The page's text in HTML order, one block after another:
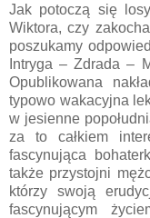
Jak potoczą się
Wiktora, czy
poszukamy
Intryga – Zdrada –
Opublikowana
typowo wakacyjna
w jesienne
za to całkiem
fascynująca
także przystojni
którzy swoją
fascynującym